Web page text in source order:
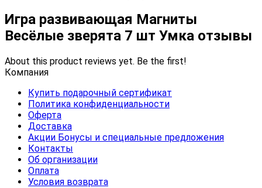
Игра развивающая Магниты
Весёлые зверята 7 шт Умка отзывы
About this product reviews yet. Be the first!
Компания
Купить подарочный сертификат
Политика конфиденциальности
Оферта
Доставка
Акции Бонусы и специальные предложения
Контакты
Об организации
Оплата
Условия возврата